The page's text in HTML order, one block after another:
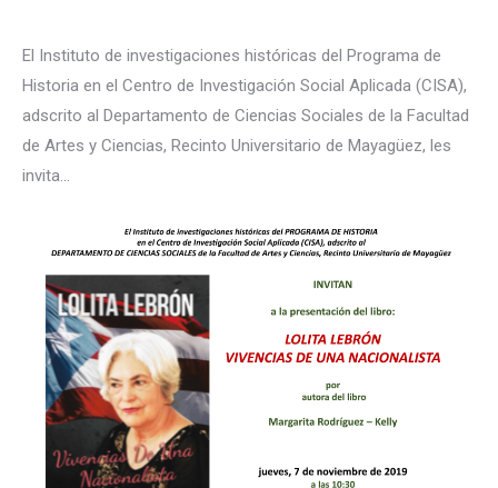
El Instituto de investigaciones históricas del Programa de
Historia en el Centro de Investigación Social Aplicada (CISA),
adscrito al Departamento de Ciencias Sociales de la Facultad
de Artes y Ciencias, Recinto Universitario de Mayagüez, les
invita…